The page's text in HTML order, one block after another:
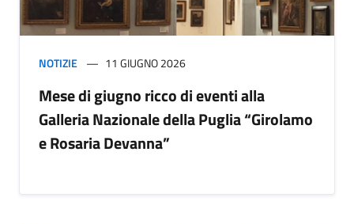
NOTIZIE 11 GIUGNO 2026
Mese di giugno ricco di eventi alla
Galleria Nazionale della Puglia “Girolamo
e Rosaria Devanna”